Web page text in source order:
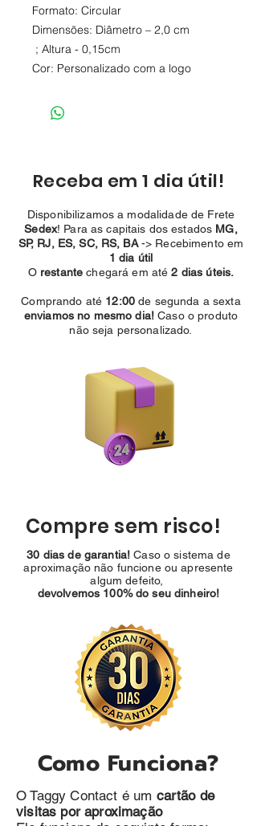
Formato: Circular
Dimensões: Diâmetro – 2,0 cm
; Altura - 0,15cm
Cor: Personalizado com a logo
Receba em 1 dia útil!
Disponibilizamos a modalidade de Frete
Sedex! Para as capitais dos estados MG,
SP, RJ, ES, SC, RS, BA-> Recebimento em
1 dia útil
O restante chegará em até 2 dias úteis.
Comprando até 12:00 de segunda a sexta
enviamos no mesmo dia!Caso o produto
não seja personalizado.
Compre sem risco!
30 dias de garantia! Caso o sistema de
aproximação não funcione ou apresente
algum defeito,
devolvemos 100% do seu dinheiro!
Como Funciona?
O Taggy Contact é um cartão de
visitas por aproximação